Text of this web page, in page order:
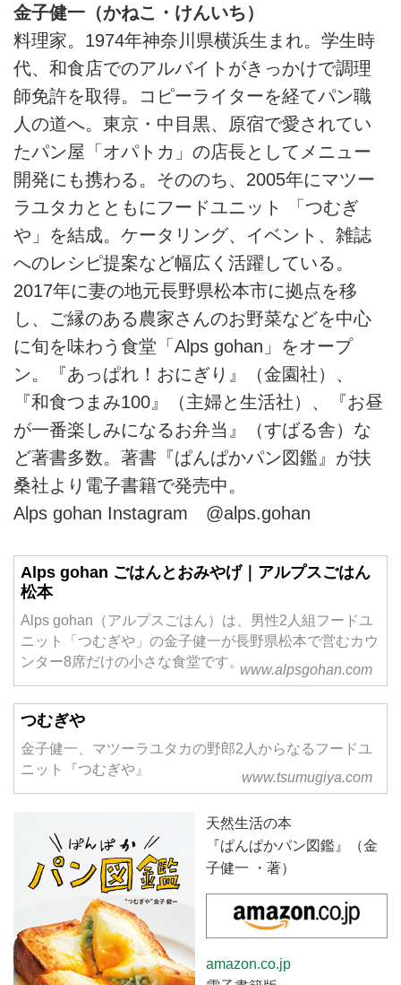
金子健一（かねこ・けんいち）
料理家。1974年神奈川県横浜生まれ。学生時
代、和食店でのアルバイトがきっかけで調理
師免許を取得。コピーライターを経てパン職
人の道へ。東京・中目黒、原宿で愛されてい
たパン屋「オパトカ」の店長としてメニュー
開発にも携わる。そののち、2005年にマツー
ラユタカとともにフードユニット 「つむぎ
や」を結成。ケータリング、イベント、雑誌
へのレシピ提案など幅広く活躍している。
2017年に妻の地元長野県松本市に拠点を移
し、ご縁のある農家さんのお野菜などを中心
に旬を味わう食堂「Alps gohan」をオープ
ン。『あっぱれ！おにぎり』（金園社）、
『和食つまみ100』（主婦と生活社）、『お昼
が一番楽しみになるお弁当』（すばる舎）な
ど著書多数。著書『ぱんぱかパン図鑑』が扶
桑社より電子書籍で発売中。
Alps gohan Instagram @alps.gohan
Alps gohan ごはんとおみやげ｜アルプスごはん
松本
Alps gohan（アルプスごはん）は、男性2人組フードユ
ニット「つむぎや」の金子健一が長野県松本で営むカウ
ンター8席だけの小さな食堂です。
www.alpsgohan.com
つむぎや
金子健一、マツーラユタカの野郎2人からなるフードユ
ニット『つむぎや』
www.tsumugiya.com
天然生活の本
『ぱんぱかパン図鑑』（金
子健一 ・著）
amazon.co.jp